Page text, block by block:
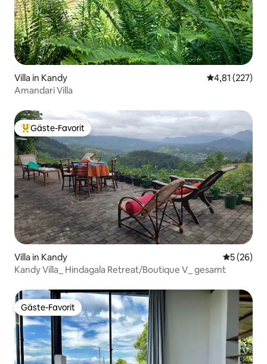
Villa in Kandy
4,81 (227)
Amandari Villa
Beliebter Gäste-Favorit.
Gäste-Favorit
Villa in Kandy
5 (26)
Kandy Villa_ Hindagala Retreat/Boutique V_ gesamt
Gäste-Favorit
Gäste-Favorit